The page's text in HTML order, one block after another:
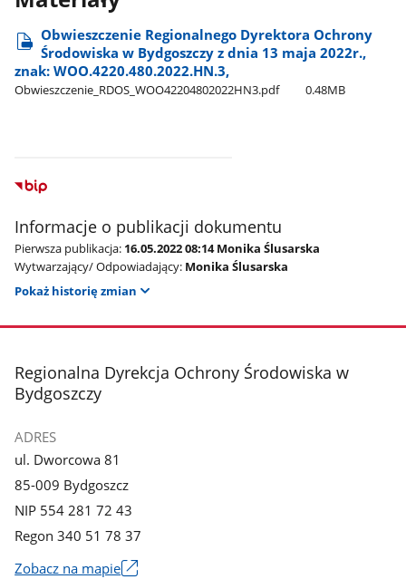
Obwieszczenie Regionalnego Dyrektora Ochrony
Środowiska w Bydgoszczy z dnia 13 maja 2022r.,
znak: WOO.4220.480.2022.HN.3,
Obwieszczenie​_RDOS​_WOO42204802022HN3.pdf 0.48MB
Informacje o publikacji dokumentu
Pierwsza publikacja: 16.05.2022 08:14 Monika Ślusarska
Wytwarzający/ Odpowiadający: Monika Ślusarska
Pokaż historię zmian
stopka
Regionalna Dyrekcja Ochrony Środowiska w
Bydgoszczy
ADRES
ul. Dworcowa 81
85-009 Bydgoszcz
NIP 554 281 72 43
Regon 340 51 78 37
Zobacz na mapie